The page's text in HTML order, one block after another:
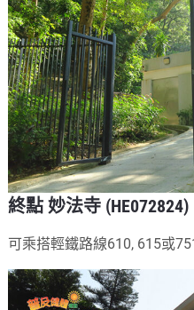
終點 妙法寺 (HE072824)
可乘搭輕鐵路線610, 615或